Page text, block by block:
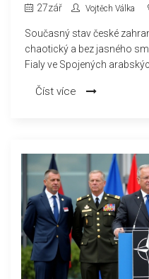
KAPSE
27zář Vojtěch Válka
Současný stav české
chaotický a bez jasného
Fialy ve Spojených
nedostatky profesionality a
Číst více